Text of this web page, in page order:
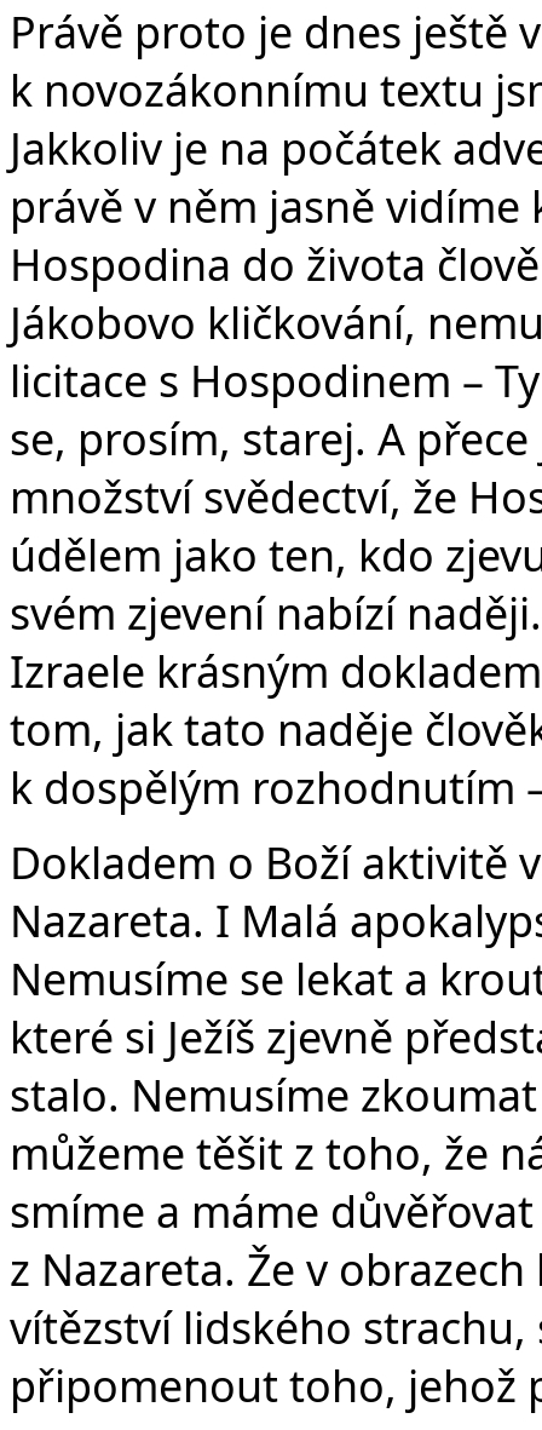
Právě proto je dnes ještě
k novozákonnímu textu
Jakkoliv je na počátek
právě v něm jasně
Hospodina do života
Jákobovo kličkování,
licitace s Hospodinem –
se, prosím, starej. A
množství svědectví, že
údělem jako ten, kdo
svém zjevení nabízí
Izraele krásným
tom, jak tato naděje
k dospělým rozhodnutím
Dokladem o Boží aktivitě
Nazareta. I Malá
Nemusíme se lekat a
které si Ježíš zjevně
stalo. Nemusíme
můžeme těšit z toho, že
smíme a máme
z Nazareta. Že v
vítězství lidského strachu,
připomenout toho, jehož